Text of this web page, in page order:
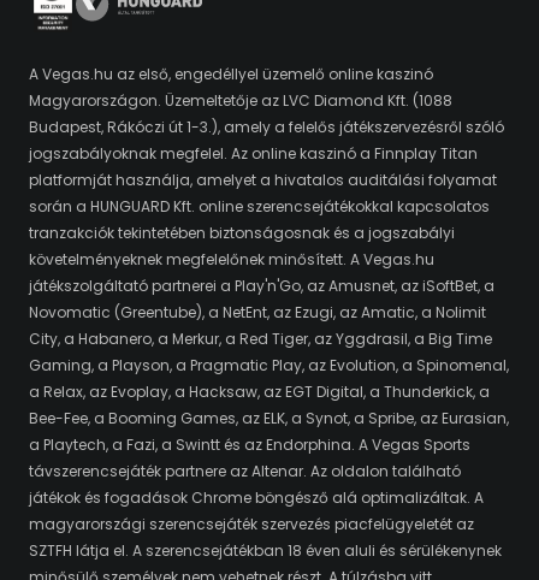
A Vegas.hu az első, engedéllyel üzemelő online kaszinó
Magyarországon. Üzemeltetője az LVC Diamond Kft. (1088
Budapest, Rákóczi út 1-3.), amely a felelős játékszervezésről szóló
jogszabályoknak megfelel. Az online kaszinó a Finnplay Titan
platformját használja, amelyet a hivatalos auditálási folyamat
során a HUNGUARD Kft. online szerencsejátékokkal kapcsolatos
tranzakciók tekintetében biztonságosnak és a jogszabályi
követelményeknek megfelelőnek minősített. A Vegas.hu
játékszolgáltató partnerei a Play'n'Go, az Amusnet, az iSoftBet, a
Novomatic (Greentube), a NetEnt, az Ezugi, az Amatic, a Nolimit
City, a Habanero, a Merkur, a Red Tiger, az Yggdrasil, a Big Time
Gaming, a Playson, a Pragmatic Play, az Evolution, a Spinomenal,
a Relax, az Evoplay, a Hacksaw, az EGT Digital, a Thunderkick, a
Bee-Fee, a Booming Games, az ELK, a Synot, a Spribe, az Eurasian,
a Playtech, a Fazi, a Swintt és az Endorphina. A Vegas Sports
távszerencsejáték partnere az Altenar. Az oldalon található
játékok és fogadások Chrome böngésző alá optimalizáltak. A
magyarországi szerencsejáték szervezés piacfelügyeletét az
SZTFH látja el. A szerencsejátékban 18 éven aluli és sérülékenynek